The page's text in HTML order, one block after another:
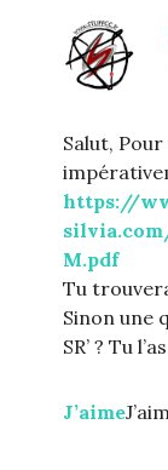
Salut,
https://
M.pdf
Tu
Sinon une
SR’ ? Tu
J’aime